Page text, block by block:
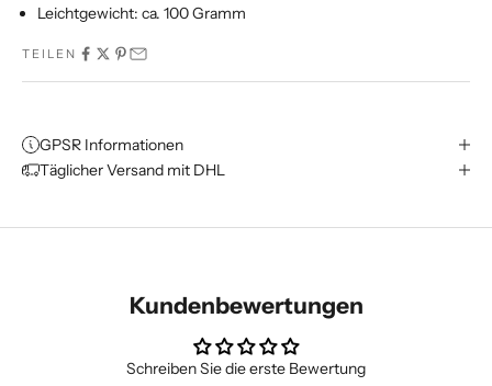
Leichtgewicht: ca. 100 Gramm
TEILEN
GPSR Informationen
Täglicher Versand mit DHL
Kundenbewertungen
Schreiben Sie die erste Bewertung